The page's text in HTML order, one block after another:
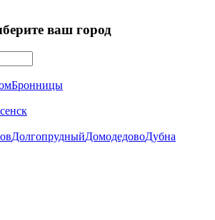
ваш город
Бронницы
ДолгопрудныйДомодедовоДубна